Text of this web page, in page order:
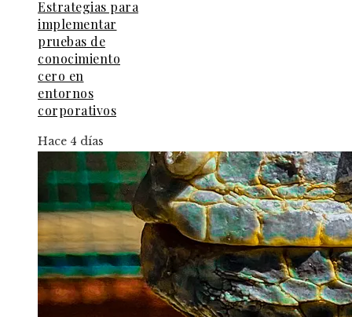
Estrategias para
implementar
pruebas de
conocimiento
cero en
entornos
corporativos
Hace 4 días